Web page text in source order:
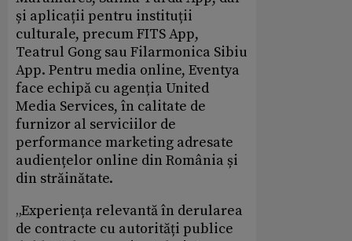
și aplicații pentru instituții
culturale, precum FITS App,
Teatrul Gong sau Filarmonica Sibiu
App. Pentru media online, Eventya
face echipă cu agenția United
Media Services, în calitate de
furnizor al serviciilor de
performance marketing adresate
audiențelor online din România și
din străinătate.
„Experiența relevantă în derularea
de contracte cu autorități publice